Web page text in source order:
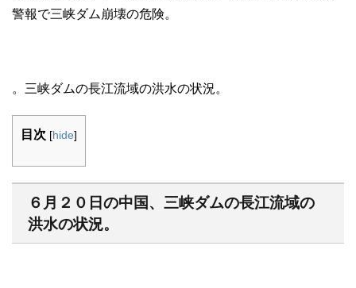
警報で三峡ダム崩壊の危険。
。三峡ダムの長江流域の洪水の状況。
目次 [hide]
６月２０日の中国、三峡ダムの長江流域の
洪水の状況。